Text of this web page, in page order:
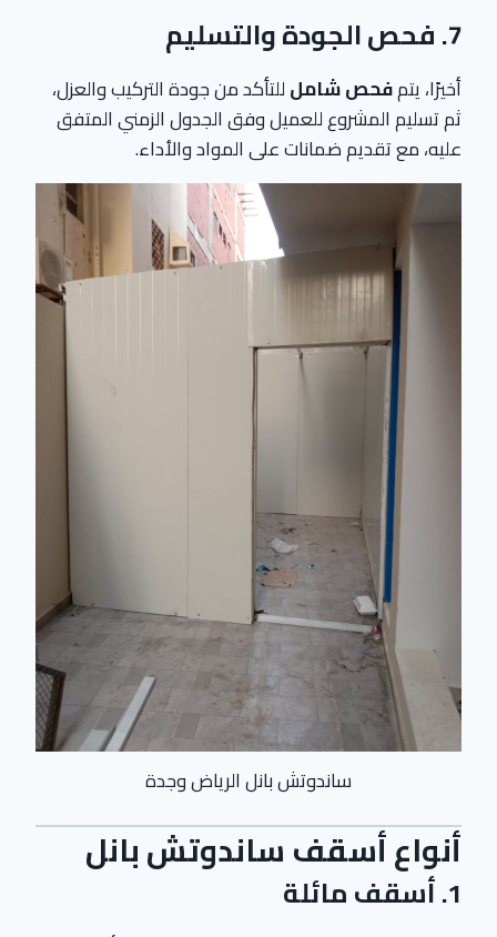
7. فحص الجودة والتسليم
أخيرًا، يتمفحص شاملللتأكد من جودة التركيب والعزل،
ثم تسليم المشروع للعميل وفق الجدول الزمني المتفق
عليه، مع تقديم ضمانات على المواد والأداء.
ساندوتش بانل الرياض وجدة
أنواع أسقف ساندوتش بانل
1. أسقف مائلة